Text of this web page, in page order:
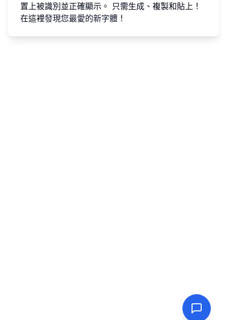
置上被識別並正確顯示。 只需生成、複製和貼上！
在這裡發現您最愛的新字體 ！